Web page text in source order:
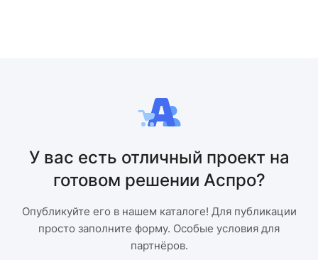
У вас есть отличный проект на
готовом решении Аспро?
Опубликуйте его в нашем каталоге! Для публикации
просто заполните форму. Особые условия для
партнёров.